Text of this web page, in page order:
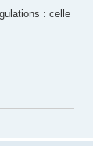
: celle